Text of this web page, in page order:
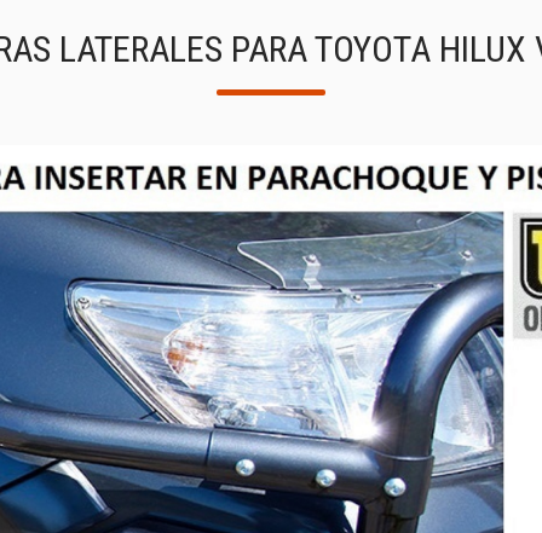
LATERALES PARA TOYOTA HILUX